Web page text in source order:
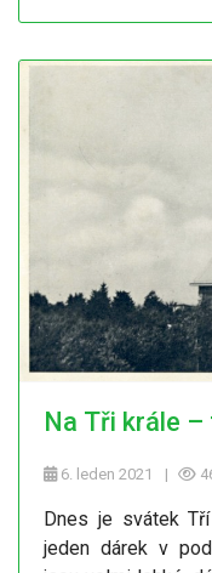
Na Tři krále
6. leden 2021
Dnes je svátek
jeden dárek v